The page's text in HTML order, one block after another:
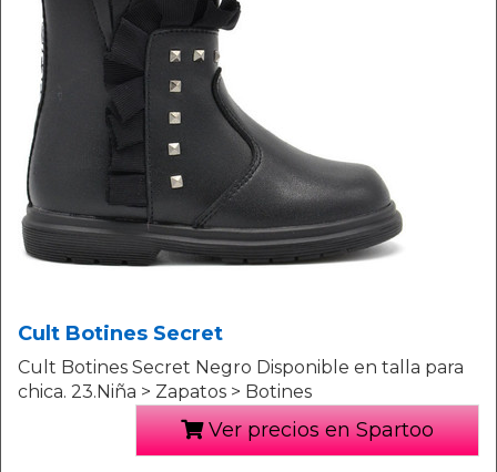
Cult Botines Secret
Cult Botines Secret Negro Disponible en talla para
chica. 23.Niña > Zapatos > Botines
Ver precios en Spartoo